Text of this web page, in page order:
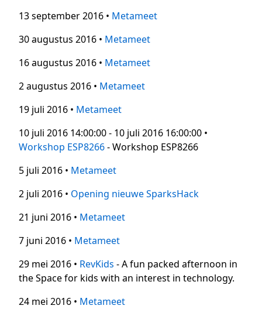
13 september 2016 • Metameet
30 augustus 2016 • Metameet
16 augustus 2016 • Metameet
2 augustus 2016 • Metameet
19 juli 2016 • Metameet
10 juli 2016 14:00:00 - 10 juli 2016 16:00:00 •
Workshop ESP8266- Workshop ESP8266
5 juli 2016 • Metameet
2 juli 2016 • Opening nieuwe SparksHack
21 juni 2016 • Metameet
7 juni 2016 • Metameet
29 mei 2016 • RevKids - A fun packed afternoon in
the Space for kids with an interest in technology.
24 mei 2016 • Metameet